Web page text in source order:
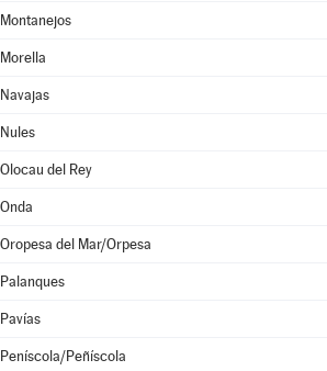
Montanejos
Morella
Navajas
Nules
Olocau del Rey
Onda
Oropesa del Mar/Orpesa
Palanques
Pavías
Peníscola/Peñíscola